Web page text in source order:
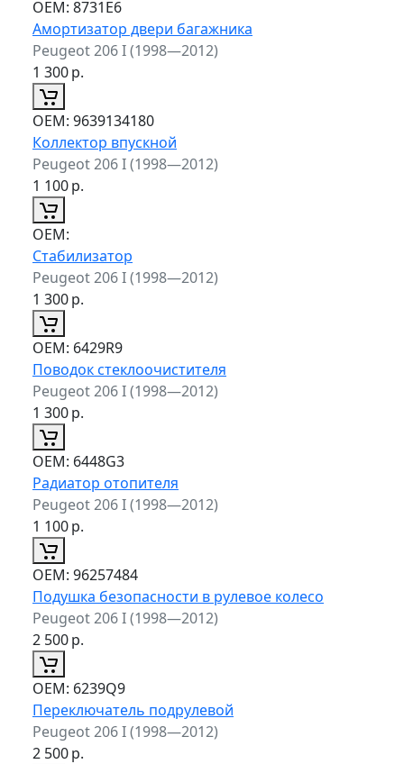
ОЕМ: 8731E6
Амортизатор двери багажника
Peugeot 206 I (1998—2012)
1 300р.
ОЕМ: 9639134180
Коллектор впускной
Peugeot 206 I (1998—2012)
1 100р.
ОЕМ:
Стабилизатор
Peugeot 206 I (1998—2012)
1 300р.
ОЕМ: 6429R9
Поводок стеклоочистителя
Peugeot 206 I (1998—2012)
1 300р.
ОЕМ: 6448G3
Радиатор отопителя
Peugeot 206 I (1998—2012)
1 100р.
ОЕМ: 96257484
Подушка безопасности в рулевое колесо
Peugeot 206 I (1998—2012)
2 500р.
ОЕМ: 6239Q9
Переключатель подрулевой
Peugeot 206 I (1998—2012)
2 500р.